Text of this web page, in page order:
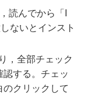
読んでから「I
ないとインスト
，全部チェック
認する。チェッ
のクリックして